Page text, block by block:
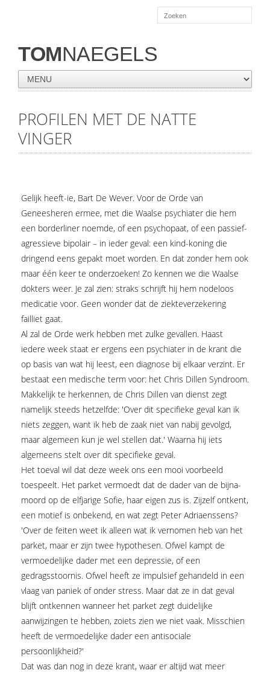
TOMNAEGELS
PROFILEN MET DE NATTE
VINGER
Gelijk heeft-ie, Bart De Wever. Voor de Orde van
Geneesheren ermee, met die Waalse psychiater die hem
een borderliner noemde, of een psychopaat, of een passief-
agressieve bipolair – in ieder geval: een kind-koning die
dringend eens gepakt moet worden. En dat zonder hem ook
maar één keer te onderzoeken! Zo kennen we die Waalse
dokters weer. Je zal zien: straks schrijft hij hem nodeloos
medicatie voor. Geen wonder dat de ziekteverzekering
failliet gaat.
Al zal de Orde werk hebben met zulke gevallen. Haast
iedere week staat er ergens een psychiater in de krant die
op basis van wat hij leest, een diagnose bij elkaar verzint. Er
bestaat een medische term voor: het Chris Dillen Syndroom.
Makkelijk te herkennen, de Chris Dillen van dienst zegt
namelijk steeds hetzelfde: 'Over dit specifieke geval kan ik
niets zeggen, want ik heb de zaak niet van nabij gevolgd,
maar algemeen kun je wel stellen dat.' Waarna hij iets
algemeens stelt over dit specifieke geval.
Het toeval wil dat deze week ons een mooi voorbeeld
toespeelt. Het parket vermoedt dat de dader van de bijna-
moord op de elfjarige Sofie, haar eigen zus is. Zijzelf ontkent,
een motief is onbekend, en wat zegt Peter Adriaenssens?
'Over de feiten weet ik alleen wat ik vernomen heb van het
parket, maar er zijn twee hypothesen. Ofwel kampt de
vermoedelijke dader met een depressie, of een
gedragsstoornis. Ofwel heeft ze impulsief gehandeld in een
vlaag van paniek of onder stress. Maar dat ze in dat geval
blijft ontkennen wanneer het parket zegt duidelijke
aanwijzingen te hebben, zoiets zien we niet vaak. Misschien
heeft de vermoedelijke dader een antisociale
persoonlijkheid?'
Dat was dan nog in deze krant, waar er altijd wat meer